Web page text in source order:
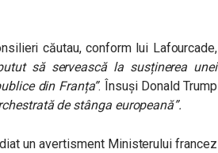
căutau, conform lui Lafourcade,
să servească la susținerea unei
din Franța”. Însuși Donald Trump
de stânga europeană”.
un avertisment Ministerului francez